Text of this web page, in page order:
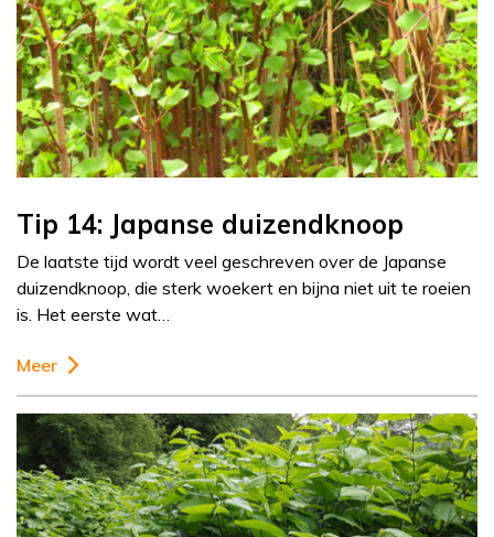
Tip 14: Japanse duizendknoop
De laatste tijd wordt veel geschreven over de Japanse
duizendknoop, die sterk woekert en bijna niet uit te roeien
is. Het eerste wat…
Meer